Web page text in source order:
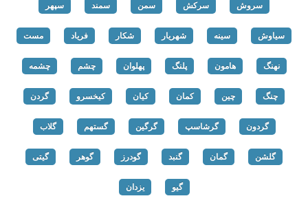
سروش سرکش سمن سمند سپهر
سیاوش سینه شهریار شکار فریاد مست
نهنگ هامون پلنگ پهلوان چشم چشمه
چنگ چین کمان کیان کیخسرو گردن
گردون گرشاسپ گرگین گستهم گلاب
گلشن گمان گنبد گودرز گوهر گیتی
گیو یزدان